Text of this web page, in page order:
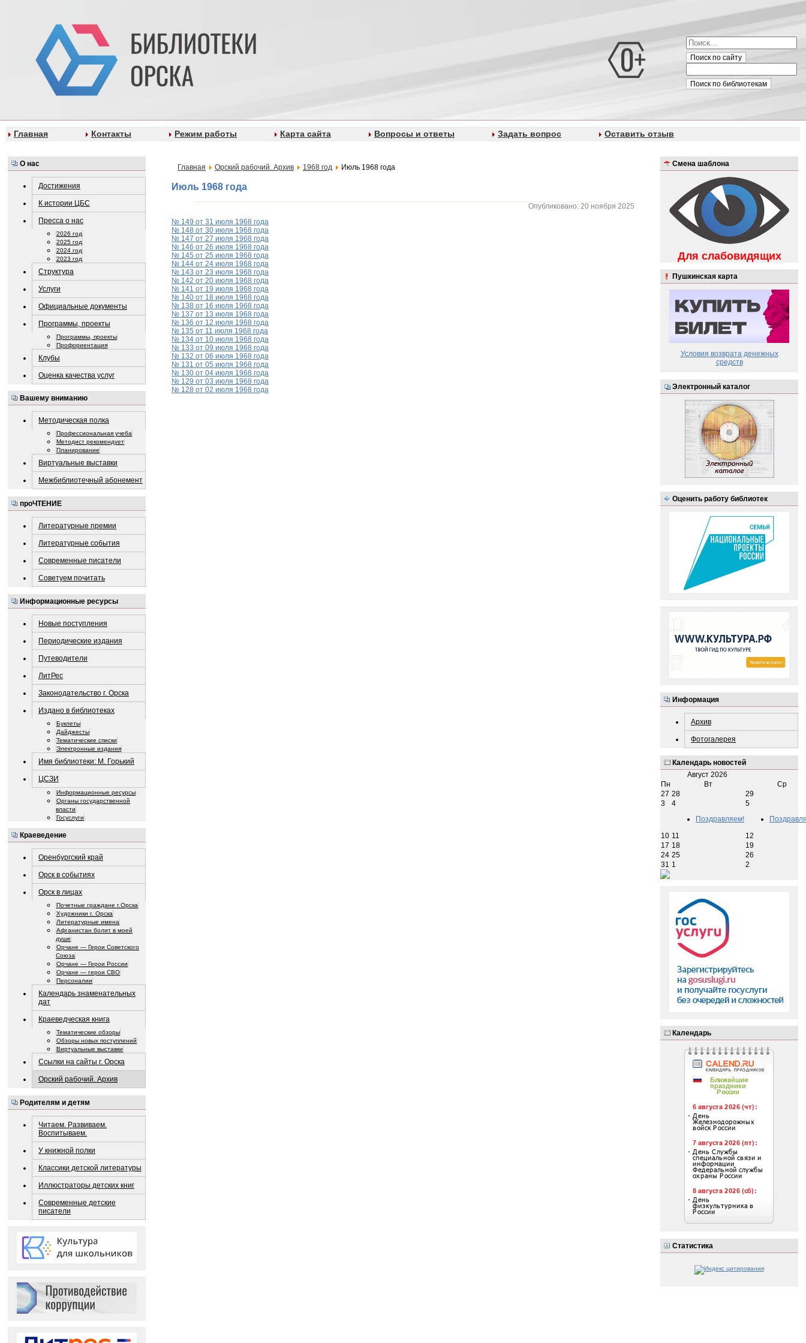
Поиск по сайту
Поиск по библиотекам
Главная Контакты Режим работы Карта сайта Вопросы и ответы Задать вопрос Оставить отзыв
О нас
Достижения
К истории ЦБС
Пресса о нас
2026 год
2025 год
2024 год
2023 год
Структура
Услуги
Официальные документы
Программы, проекты
Программы, проекты
Профориентация
Клубы
Оценка качества услуг
Вашему вниманию
Методическая полка
Профессиональная учеба
Методист рекомендует
Планирование
Виртуальные выставки
Межбиблиотечный абонемент
проЧТЕНИЕ
Литературные премии
Литературные события
Современные писатели
Советуем почитать
Информационные ресурсы
Новые поступления
Периодические издания
Путеводители
ЛитРес
Законодательство г. Орска
Издано в библиотеках
Буклеты
Дайджесты
Тематические списки
Электронные издания
Имя библиотеки: М. Горький
ЦСЗИ
Информационные ресурсы
Органы государственной
власти
Госуслуги
Краеведение
Оренбургский край
Орск в событиях
Орск в лицах
Почетные граждане г.Орска
Художники г. Орска
Литературные имена
Афганистан болит в моей
душе
Орчане — Герои Советского
Союза
Орчане — Герои России
Орчане — герои СВО
Персоналии
Календарь знаменательных
дат
Краеведческая книга
Тематические обзоры
Обзоры новых поступлений
Виртуальные выставки
Ссылки на сайты г. Орска
Орский рабочий. Архив
Родителям и детям
Читаем. Развиваем.
Воспитываем.
У книжной полки
Классики детской литературы
Иллюстраторы детских книг
Современные детские
писатели
Главная Орский рабочий. Архив 1968 год Июль 1968 года
Июль 1968 года
Опубликовано: 20 ноября 2025
№ 149 от 31 июля 1968 года
№ 148 от 30 июля 1968 года
№ 147 от 27 июля 1968 года
№ 146 от 26 июля 1968 года
№ 145 от 25 июля 1968 года
№ 144 от 24 июля 1968 года
№ 143 от 23 июля 1968 года
№ 142 от 20 июля 1968 года
№ 141 от 19 июля 1968 года
№ 140 от 18 июля 1968 года
№ 138 от 16 июля 1968 года
№ 137 от 13 июля 1968 года
№ 136 от 12 июля 1968 года
№ 135 от 11 июля 1968 года
№ 134 от 10 июля 1968 года
№ 133 от 09 июля 1968 года
№ 132 от 06 июля 1968 года
№ 131 от 05 июля 1968 года
№ 130 от 04 июля 1968 года
№ 129 от 03 июля 1968 года
№ 128 от 02 июля 1968 года
Смена шаблона
Для слабовидящих
Пушкинская карта
Условия возврата денежных
средств
Электронный каталог
Оценить работу библиотек
Информация
Архив
Фотогалерея
Календарь новостей
Август 2026
Пн
Вт
Ср
27 28
29
3
4
Поздравляем!
5
10 11
12
17 18
19
24 25
26
31 1 2
Календарь
Статистика